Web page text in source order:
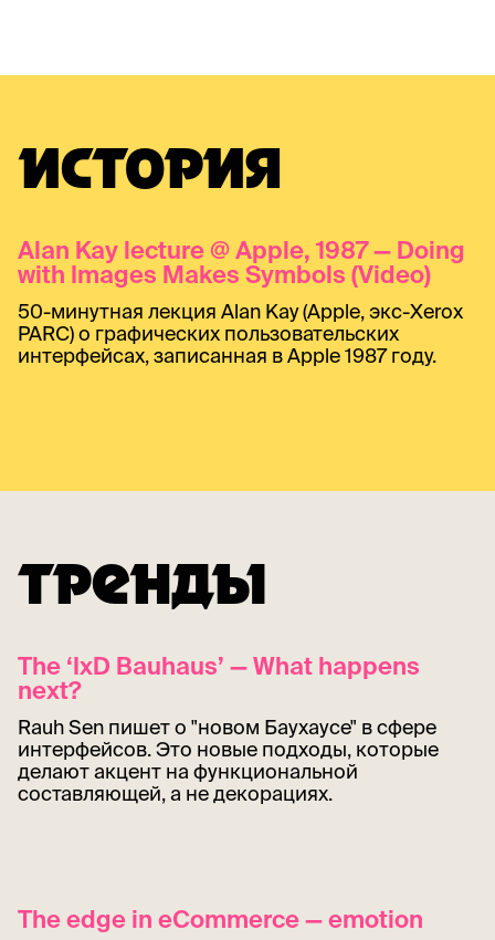
ТРЕНДЫ
The ‘IxD Bauhaus’ — What happens
next?
Rauh Sen пишет о "новом Баухаусе" в сфере
интерфейсов. Это новые подходы, которые
делают акцент на функциональной
составляющей, а не декорациях.
The edge in eCommerce — emotion
ИСТОРИЯ
Alan Kay lecture @ Apple, 1987 — Doing
with Images Makes Symbols (Video)
50-минутная лекция Alan Kay (Apple, экс-Xerox
PARC) о графических пользовательских
интерфейсах, записанная в Apple 1987 году.